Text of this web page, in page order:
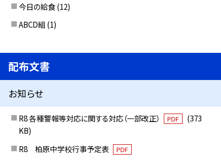
今日の給食 (12)
ABCD組 (1)
配布文書
お知らせ
R8 各種警報等対応に関する対応（一部改正） PDF
(373
KB)
R8 柏原中学校行事予定表
PDF